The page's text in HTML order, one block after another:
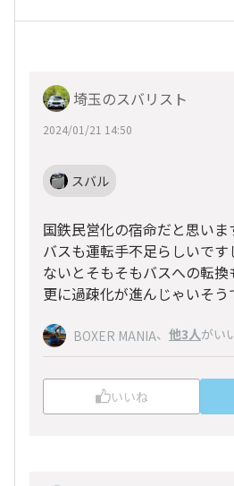
埼玉のスバリスト
2024/01/21 14:50
スバル
国鉄民営化の宿命だと思いま
バスも運転手不足らしいで
ないとそもそもバスへの転換
更に過疎化が進んじゃいそう
BOXER MANIA、 他3人がい
いいね